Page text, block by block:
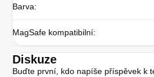
Barva:
MagSafe kompatibilní:
Diskuze
Buďte první, kdo napíše příspěvek k